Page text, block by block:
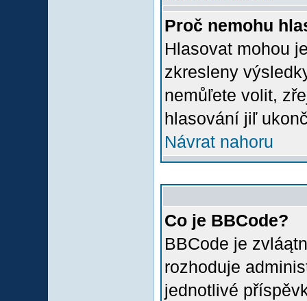
Proč nemohu
Hlasovat mohou
zkresleny
nemůľete volit,
hlasování jiľ
Návrat nahoru
Co je BBCode?
BBCode je
rozhoduje
jednotlivé